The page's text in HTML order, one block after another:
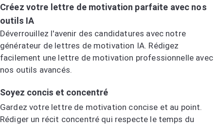
Créez votre lettre de motivation parfaite avec nos
outils IA
Déverrouillez l'avenir des candidatures avec notre
générateur de lettres de motivation IA. Rédigez
facilement une lettre de motivation professionnelle avec
nos outils avancés.
Soyez concis et concentré
Gardez votre lettre de motivation concise et au point.
Rédiger un récit concentré qui respecte le temps du